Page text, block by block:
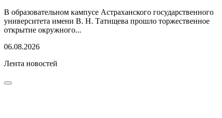
В образовательном кампусе Астраханского государственного
университета имени В. Н. Татищева прошло торжественное
открытие окружного...
06.08.2026
Лента новостей